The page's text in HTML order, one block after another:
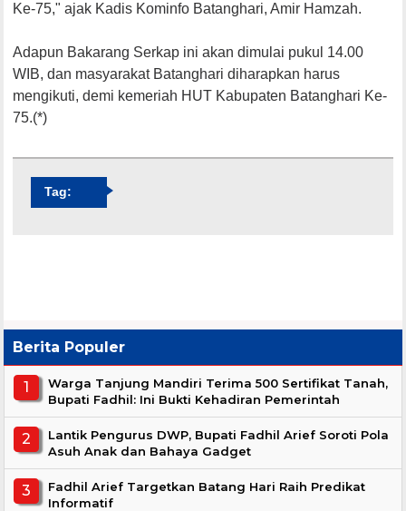
Ke-75," ajak Kadis Kominfo Batanghari, Amir Hamzah.
Adapun Bakarang Serkap ini akan dimulai pukul 14.00
WIB, dan masyarakat Batanghari diharapkan harus
mengikuti, demi kemeriah HUT Kabupaten Batanghari Ke-
75.(*)
Tag:
Berita Populer
Warga Tanjung Mandiri Terima 500 Sertifikat Tanah,
Bupati Fadhil: Ini Bukti Kehadiran Pemerintah
Lantik Pengurus DWP, Bupati Fadhil Arief Soroti Pola
Asuh Anak dan Bahaya Gadget
Fadhil Arief Targetkan Batang Hari Raih Predikat
Informatif